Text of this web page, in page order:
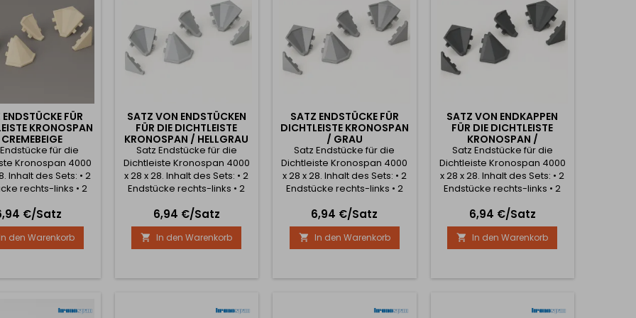
luxuriöses,...
verleiht sie der Küche ein...
FÜR
KRONOSPAN
für die
Kronospan 4000
Inhalt des Sets: • 2
rechts-links • 2
90° • 1
135°
€/Satz
In den Warenkorb
SATZ VON ENDSTÜCKEN
FÜR DIE DICHTLEISTE
KRONOSPAN / HELLGRAU
Satz Endstücke für die
Dichtleiste Kronospan 4000
x 28 x 28. Inhalt des Sets: • 2
Endstücke rechts-links • 2
Außenecke 90° • 1
Innenecke 135°
Preis
6,94 €/Satz
 In den Warenkorb
SATZ ENDSTÜCKE FÜR
DICHTLEISTE KRONOSPAN
/ GRAU
Satz Endstücke für die
Dichtleiste Kronospan 4000
x 28 x 28. Inhalt des Sets: • 2
Endstücke rechts-links • 2
Außenecke 90° • 1
Innenecke 135°
Preis
6,94 €/Satz
 In den Warenkorb
SATZ VON ENDKAPPEN
FÜR DIE DICHTLEISTE
KRONOSPAN /
DUNKELGRAU
Satz Endstücke für die
Dichtleiste Kronospan 4000
x 28 x 28. Inhalt des Sets: • 2
Endstücke rechts-links • 2
Außenecke 90° • 1
Innenecke 135°
Preis
6,94 €/Satz
 In den Warenkorb